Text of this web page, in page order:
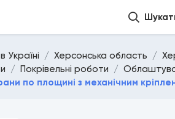
Україні Херсонська область
Покрівельні роботи
по площині з механічним